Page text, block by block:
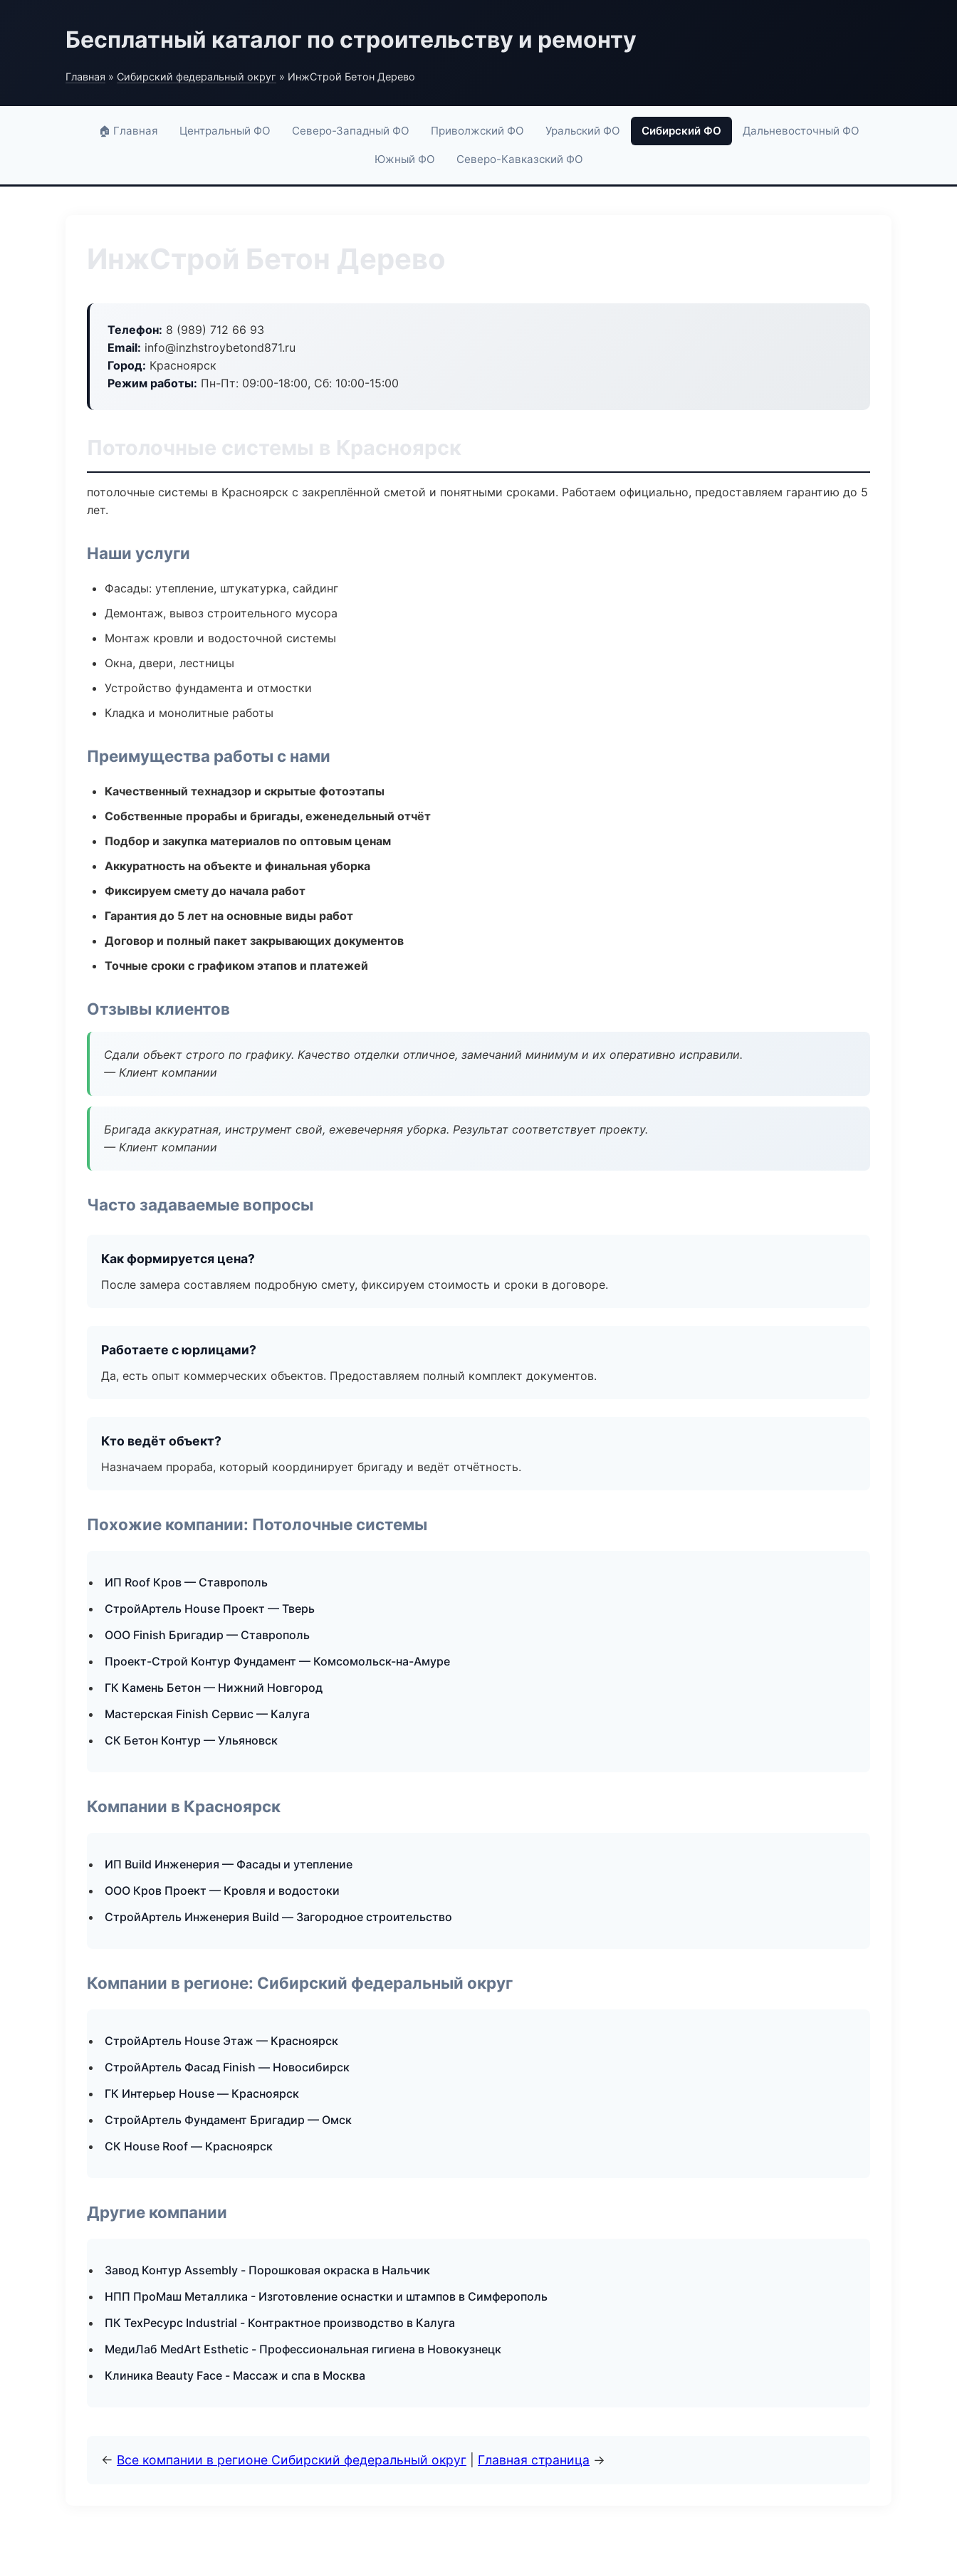
Бесплатный каталог по строительству и ремонту
Главная » Сибирский федеральный округ » ИнжСтрой Бетон Дерево
🏠 Главная Центральный ФО Северо-Западный ФО Приволжский ФО Уральский ФО Сибирский ФО Дальневосточный ФО
Южный ФО Северо-Кавказский ФО
ИнжСтрой Бетон Дерево
Телефон: 8 (989) 712 66 93
Email: info@inzhstroybetond871.ru
Город: Красноярск
Режим работы: Пн-Пт: 09:00-18:00, Сб: 10:00-15:00
Потолочные системы в Красноярск
потолочные системы в Красноярск с закреплённой сметой и понятными сроками. Работаем официально, предоставляем гарантию до 5
лет.
Наши услуги
Фасады: утепление, штукатурка, сайдинг
Демонтаж, вывоз строительного мусора
Монтаж кровли и водосточной системы
Окна, двери, лестницы
Устройство фундамента и отмостки
Кладка и монолитные работы
Преимущества работы с нами
Качественный технадзор и скрытые фотоэтапы
Собственные прорабы и бригады, еженедельный отчёт
Подбор и закупка материалов по оптовым ценам
Аккуратность на объекте и финальная уборка
Фиксируем смету до начала работ
Гарантия до 5 лет на основные виды работ
Договор и полный пакет закрывающих документов
Точные сроки с графиком этапов и платежей
Отзывы клиентов
Сдали объект строго по графику. Качество отделки отличное, замечаний минимум и их оперативно исправили.
— Клиент компании
Бригада аккуратная, инструмент свой, ежевечерняя уборка. Результат соответствует проекту.
— Клиент компании
Часто задаваемые вопросы
Как формируется цена?
После замера составляем подробную смету, фиксируем стоимость и сроки в договоре.
Работаете с юрлицами?
Да, есть опыт коммерческих объектов. Предоставляем полный комплект документов.
Кто ведёт объект?
Назначаем прораба, который координирует бригаду и ведёт отчётность.
Похожие компании: Потолочные системы
ИП Roof Кров — Ставрополь
СтройАртель House Проект — Тверь
ООО Finish Бригадир — Ставрополь
Проект-Строй Контур Фундамент — Комсомольск-на-Амуре
ГК Камень Бетон — Нижний Новгород
Мастерская Finish Сервис — Калуга
СК Бетон Контур — Ульяновск
Компании в Красноярск
ИП Build Инженерия — Фасады и утепление
ООО Кров Проект — Кровля и водостоки
СтройАртель Инженерия Build — Загородное строительство
Компании в регионе: Сибирский федеральный округ
СтройАртель House Этаж — Красноярск
СтройАртель Фасад Finish — Новосибирск
ГК Интерьер House — Красноярск
СтройАртель Фундамент Бригадир — Омск
СК House Roof — Красноярск
Другие компании
Завод Контур Assembly - Порошковая окраска в Нальчик
НПП ПроМаш Металлика - Изготовление оснастки и штампов в Симферополь
ПК ТехРесурс Industrial - Контрактное производство в Калуга
МедиЛаб MedArt Esthetic - Профессиональная гигиена в Новокузнецк
Клиника Beauty Face - Массаж и спа в Москва
← Все компании в регионе Сибирский федеральный округ Главная страница →